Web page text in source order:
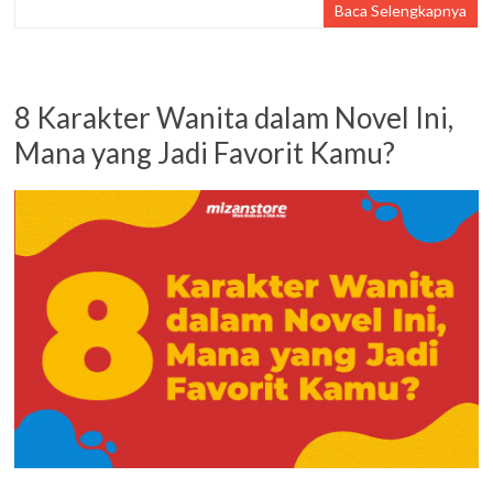
Baca Selengkapnya
8 Karakter Wanita dalam Novel Ini,
Mana yang Jadi Favorit Kamu?